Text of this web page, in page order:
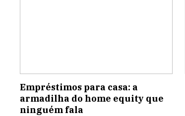
Empréstimos para casa: a
armadilha do home equity que
ninguém fala